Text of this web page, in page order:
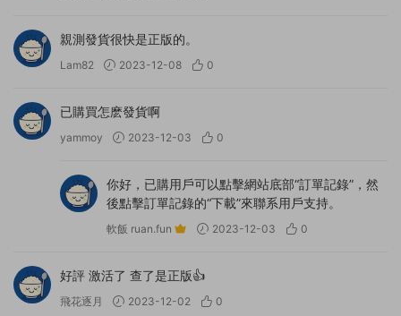
親測發貨很快是正版的。
Lam82 2023-12-08 0
已購買怎麽發貨啊
yammoy 2023-12-03 0
你好，已購用戶可以點擊網站底部“訂單記錄”，然
後點擊訂單記錄的“下載”來聯系用戶支持。
軟飯 ruan.fun 2023-12-03 0
好評 激活了 查了是正版👍
飛花逐月 2023-12-02 0